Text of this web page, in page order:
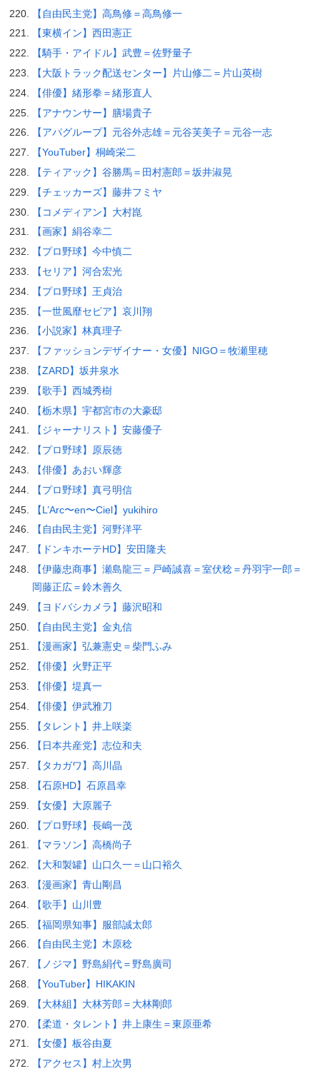
【自由民主党】高鳥修＝高鳥修一
【東横イン】西田憲正
【騎手・アイドル】武豊＝佐野量子
【大阪トラック配送センター】片山修二＝片山英樹
【俳優】緒形拳＝緒形直人
【アナウンサー】膳場貴子
【アパグループ】元谷外志雄＝元谷芙美子＝元谷一志
【YouTuber】桐崎栄二
【ティアック】谷勝馬＝田村憲郎＝坂井淑晃
【チェッカーズ】藤井フミヤ
【コメディアン】大村崑
【画家】絹谷幸二
【プロ野球】今中慎二
【セリア】河合宏光
【プロ野球】王貞治
【一世風靡セピア】哀川翔
【小説家】林真理子
【ファッションデザイナー・女優】NIGO＝牧瀬里穂
【ZARD】坂井泉水
【歌手】西城秀樹
【栃木県】宇都宮市の大豪邸
【ジャーナリスト】安藤優子
【プロ野球】原辰徳
【俳優】あおい輝彦
【プロ野球】真弓明信
【L’Arc〜en〜Ciel】yukihiro
【自由民主党】河野洋平
【ドンキホーテHD】安田隆夫
【伊藤忠商事】瀬島龍三＝戸崎誠喜＝室伏稔＝丹羽宇一郎＝
岡藤正広＝鈴木善久
【ヨドバシカメラ】藤沢昭和
【自由民主党】金丸信
【漫画家】弘兼憲史＝柴門ふみ
【俳優】火野正平
【俳優】堤真一
【俳優】伊武雅刀
【タレント】井上咲楽
【日本共産党】志位和夫
【タカガワ】高川晶
【石原HD】石原昌幸
【女優】大原麗子
【プロ野球】長嶋一茂
【マラソン】高橋尚子
【大和製罐】山口久一＝山口裕久
【漫画家】青山剛昌
【歌手】山川豊
【福岡県知事】服部誠太郎
【自由民主党】木原稔
【ノジマ】野島絹代＝野島廣司
【YouTuber】HIKAKIN
【大林組】大林芳郎＝大林剛郎
【柔道・タレント】井上康生＝東原亜希
【女優】板谷由夏
【アクセス】村上次男